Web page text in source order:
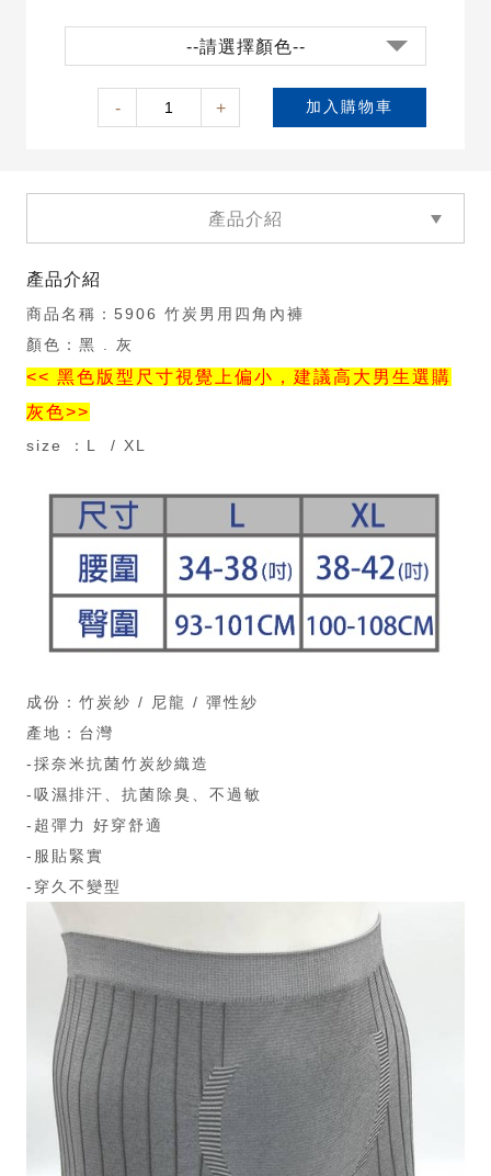
--請選擇顏色--
- + 加入購物車
產品介紹
產品介紹
商品名稱：5906 竹炭男用四角內褲
顏色：黑 . 灰
<< 黑色版型尺寸視覺上偏小，建議高大男生選購
灰色>>
size ：L / XL
成份：竹炭紗 / 尼龍 / 彈性紗
產地：台灣
-採奈米抗菌竹炭紗織造
-吸濕排汗、抗菌除臭、不過敏
-超彈力 好穿舒適
-服貼緊實
-穿久不變型